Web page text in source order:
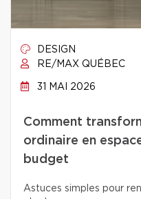
DESIGN
RE/MAX QUÉBEC
31 MAI 2026
Comment
ordinaire en
budget
Astuces simples pour